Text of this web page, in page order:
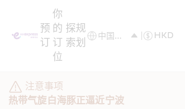
预
订
你
的
订
位
探
索
规
划
注意事项
热带气旋白海豚正逼近宁波